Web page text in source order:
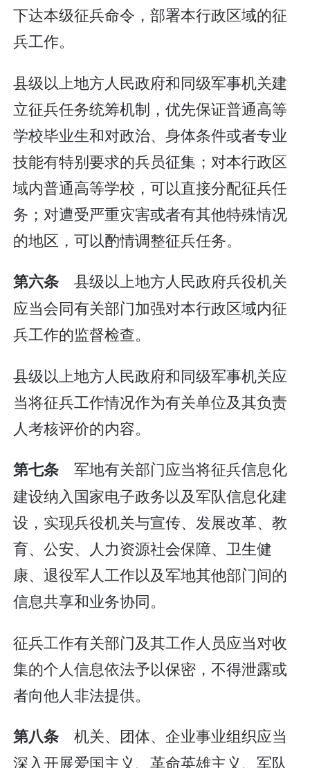
下达本级征兵命令，部署本行政区域的征
兵工作。
县级以上地方人民政府和同级军事机关建
立征兵任务统筹机制，优先保证普通高等
学校毕业生和对政治、身体条件或者专业
技能有特别要求的兵员征集；对本行政区
域内普通高等学校，可以直接分配征兵任
务；对遭受严重灾害或者有其他特殊情况
的地区，可以酌情调整征兵任务。
第六条 县级以上地方人民政府兵役机关
应当会同有关部门加强对本行政区域内征
兵工作的监督检查。
县级以上地方人民政府和同级军事机关应
当将征兵工作情况作为有关单位及其负责
人考核评价的内容。
第七条 军地有关部门应当将征兵信息化
建设纳入国家电子政务以及军队信息化建
设，实现兵役机关与宣传、发展改革、教
育、公安、人力资源社会保障、卫生健
康、退役军人工作以及军地其他部门间的
信息共享和业务协同。
征兵工作有关部门及其工作人员应当对收
集的个人信息依法予以保密，不得泄露或
者向他人非法提供。
第八条 机关、团体、企业事业组织应当
深入开展爱国主义、革命英雄主义、军队